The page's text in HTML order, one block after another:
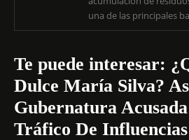
una de las principales
Te puede interesar:
Dulce María Silva?
Gubernatura
Tráfico De Influencias